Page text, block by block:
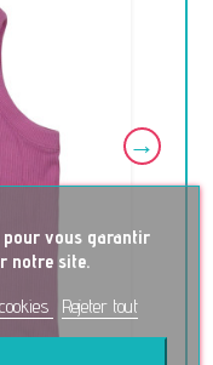
vous garantir
notre site.
Rejeter tout